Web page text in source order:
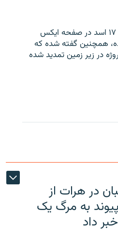
در پیام ویدیویی که روز شنبه ۱۷ اسد در صفحه ایکس
همچنین گفته شده که
در زیر زمین تمدید شده
در هرات از
به مرگ یک
داد